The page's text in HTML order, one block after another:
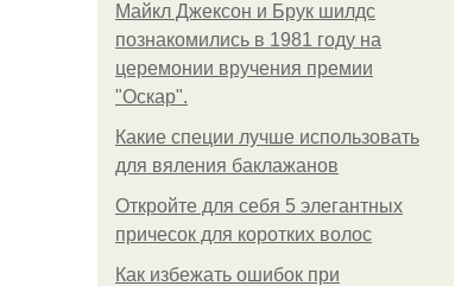
Майкл Джексон и Брук шилдс
познакомились в 1981 году на
церемонии вручения премии
"Оскар".
Какие специи лучше использовать
для вяления баклажанов
Откройте для себя 5 элегантных
причесок для коротких волос
Как избежать ошибок при